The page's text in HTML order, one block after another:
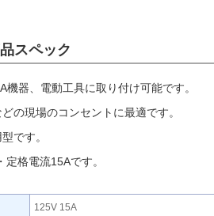
スペック
機器、電動工具に取り付け可能です。
の現場のコンセントに最適です。
です。
格電流15Aです。
125V 15A